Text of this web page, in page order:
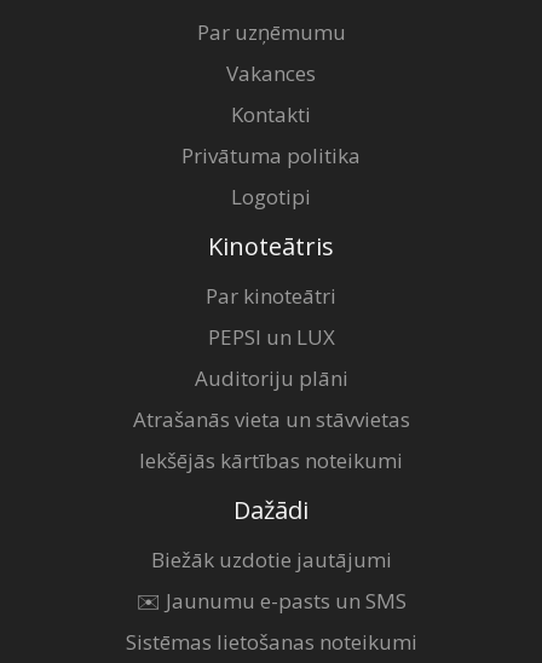
Par uzņēmumu
Vakances
Kontakti
Privātuma politika
Logotipi
Kinoteātris
Par kinoteātri
PEPSI un LUX
Auditoriju plāni
Atrašanās vieta un stāvvietas
Iekšējās kārtības noteikumi
Dažādi
Biežāk uzdotie jautājumi
✉️ Jaunumu e-pasts un SMS
Sistēmas lietošanas noteikumi